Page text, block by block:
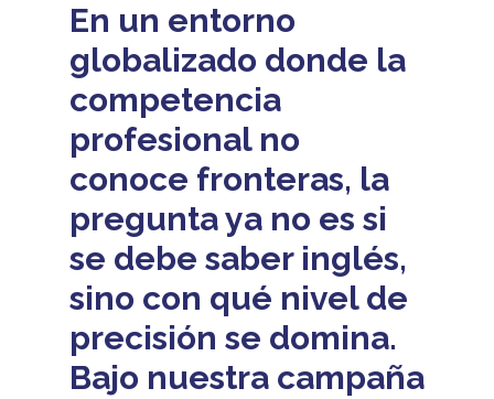
En un entorno
globalizado donde la
competencia
profesional no
conoce fronteras, la
pregunta ya no es si
se debe saber inglés,
sino con qué nivel de
precisión se domina.
Bajo nuestra campaña